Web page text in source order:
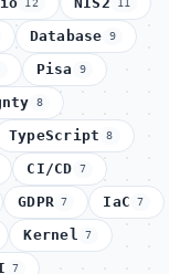
12 11
Database 9
Pisa 9
8
TypeScript 8
CI/CD 7
GDPR 7 IaC 7
Kernel 7
7